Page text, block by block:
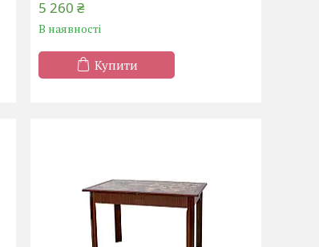
5 260 ₴
В наявності
Купити